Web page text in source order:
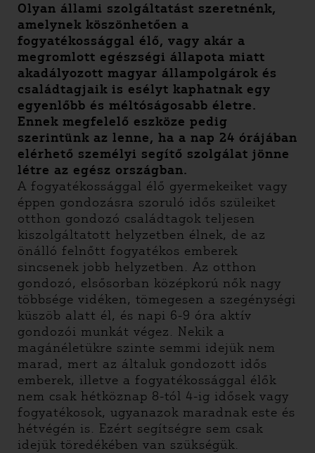
Olyan állami szolgáltatást szeretnénk,
amelynek köszönhetően a
fogyatékossággal élő, vagy akár a
megromlott egészségi állapota miatt
akadályozott magyar állampolgárok és
családtagjaik is esélyt kaphatnak egy
egyenlőbb és méltóságosabb életre.
Ennek megfelelő eszköze pedig
szerintünk az lenne, ha a nap 24 órájában
elérhető személyi segítő szolgálat jönne
létre az egész országban.
A fogyatékossággal élő gyermekeiket vagy
éppen gondozásra szoruló idős szüleiket
otthon gondozó családtagok teljesen
kiszolgáltatott helyzetben élnek, de az
önálló felnőtt fogyatékos emberek
sincsenek jobb helyzetben. Az otthon
gondozó, elsősorban középkorú nők nagy
többsége vidéken, tömegesen a szegénységi
küszöb alatt él, és napi 6-9 óra aktív
gondozói munkát végez. Nekik a
magánéletükre szinte semmi idejük nem
marad, mert az általuk gondozott idős
emberek, illetve a fogyatékossággal élők
nem csak hétköznap 8-tól 4-ig idősek vagy
fogyatékosok, ugyanazok maradnak este és
hétvégén is. Ezért segítségre sem csak
idejük töredékében van szükségük.